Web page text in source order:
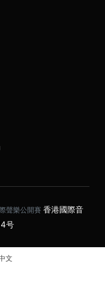
聲樂公開賽香港國際音
号
文